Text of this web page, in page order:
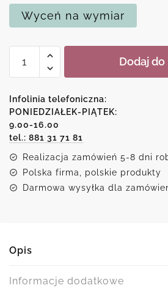
Wyceń na wymiar
Obraz
uliczka
w
Toskanii
Dodaj
Infolinia telefoniczna:
PONIEDZIAŁEK-PIĄTEK:
9.00-16.00
tel.: 881 31 71 81
Realizacja zamówień 5-8 dni
Polska firma, polskie produkty
Darmowa wysyłka dla
Opis
Informacje dodatkowe